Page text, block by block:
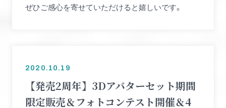
ぜひご感心を寄せていただけると嬉しいです。
2020.10.19
【発売2周年】3Dアバターセット期間
限定販売＆フォトコンテスト開催＆4